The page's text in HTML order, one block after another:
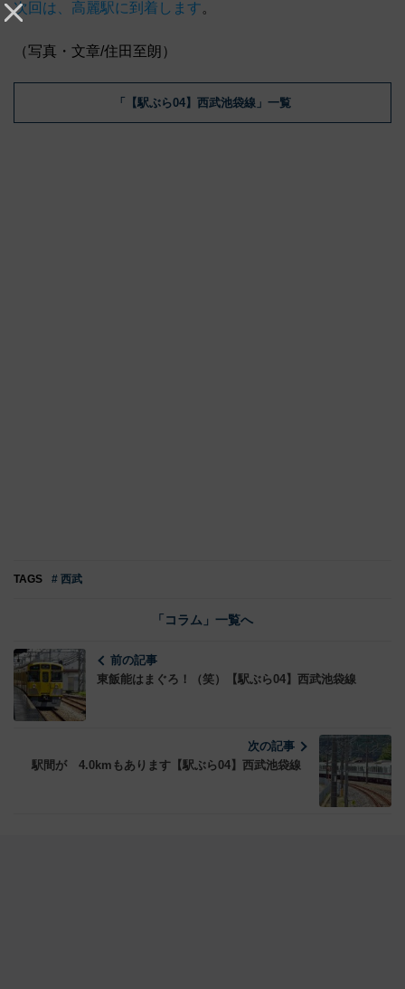
次回は、高麗駅に到着します。
（写真・文章/住田至朗）
「【駅ぶら04】西武池袋線」一覧
TAGS # 西武
「コラム」一覧へ
前の記事
東飯能はまぐろ！（笑）【駅ぶら04】西武池袋線
次の記事
駅間が 4.0kmもあります【駅ぶら04】西武池袋線